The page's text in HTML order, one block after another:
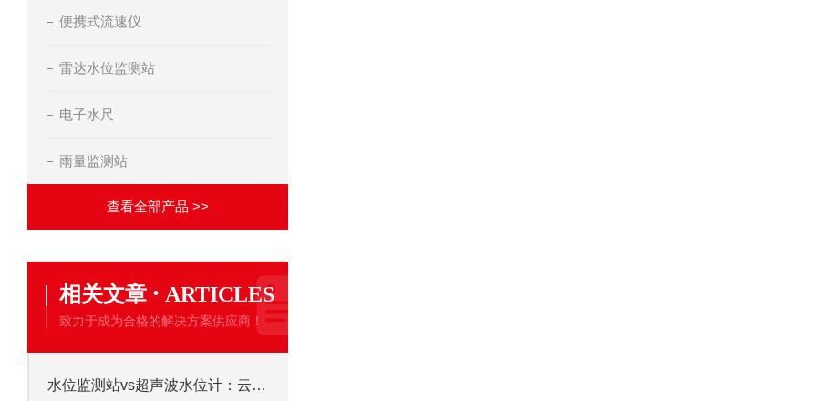
便携式流速仪
雷达水位监测站
电子水尺
雨量监测站
查看全部产品 >>
相关文章 · ARTICLES
致力于成为合格的解决方案供应商！
水位监测站vs超声波水位计：云境天合厂家优势多方位PK